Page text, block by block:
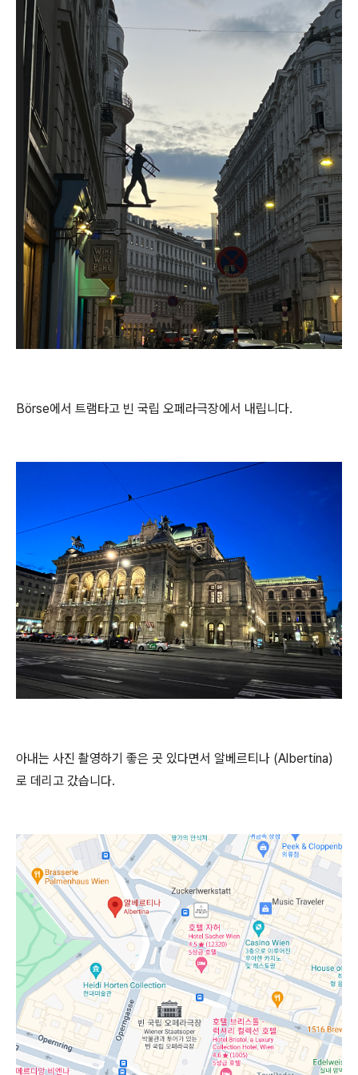
Börse에서 트램타고 빈 국립 오페라극장에서 내립니다.
아내는 사진 촬영하기 좋은 곳 있다면서 알베르티나 (Albertina)
로 데리고 갔습니다.